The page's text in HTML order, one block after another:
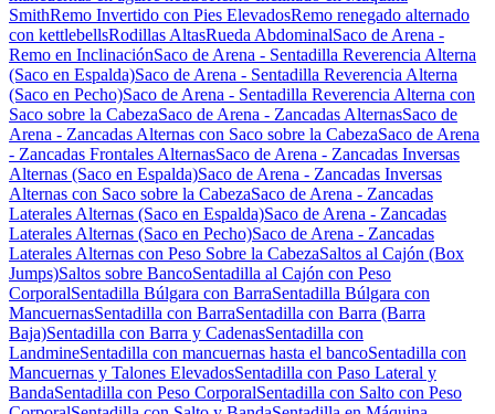
SmithRemo Invertido con Pies ElevadosRemo renegado alternado
con kettlebellsRodillas AltasRueda AbdominalSaco de Arena -
Remo en InclinaciónSaco de Arena - Sentadilla Reverencia Alterna
(Saco en Espalda)Saco de Arena - Sentadilla Reverencia Alterna
(Saco en Pecho)Saco de Arena - Sentadilla Reverencia Alterna con
Saco sobre la CabezaSaco de Arena - Zancadas AlternasSaco de
Arena - Zancadas Alternas con Saco sobre la CabezaSaco de Arena
- Zancadas Frontales AlternasSaco de Arena - Zancadas Inversas
Alternas (Saco en Espalda)Saco de Arena - Zancadas Inversas
Alternas con Saco sobre la CabezaSaco de Arena - Zancadas
Laterales Alternas (Saco en Espalda)Saco de Arena - Zancadas
Laterales Alternas (Saco en Pecho)Saco de Arena - Zancadas
Laterales Alternas con Peso Sobre la CabezaSaltos al Cajón (Box
Jumps)Saltos sobre BancoSentadilla al Cajón con Peso
CorporalSentadilla Búlgara con BarraSentadilla Búlgara con
MancuernasSentadilla con BarraSentadilla con Barra (Barra
Baja)Sentadilla con Barra y CadenasSentadilla con
LandmineSentadilla con mancuernas hasta el bancoSentadilla con
Mancuernas y Talones ElevadosSentadilla con Paso Lateral y
BandaSentadilla con Peso CorporalSentadilla con Salto con Peso